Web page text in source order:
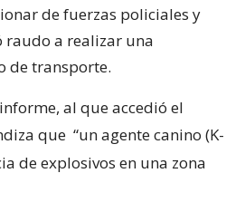
de fuerzas policiales y
a realizar una
de transporte.
al que accedió el
que “un agente canino (K-
de explosivos en una zona